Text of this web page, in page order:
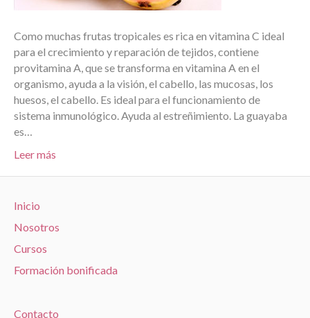
Como muchas frutas tropicales es rica en vitamina C ideal
para el crecimiento y reparación de tejidos, contiene
provitamina A, que se transforma en vitamina A en el
organismo, ayuda a la visión, el cabello, las mucosas, los
huesos, el cabello. Es ideal para el funcionamiento de
sistema inmunológico. Ayuda al estreñimiento. La guayaba
es…
Leer más
Inicio
Nosotros
Cursos
Formación bonificada
Contacto